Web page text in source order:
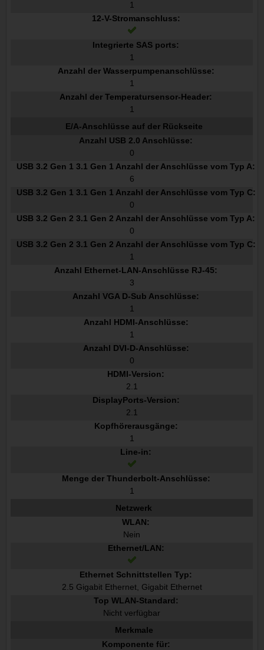
1
12-V-Stromanschluss:
Integrierte SAS ports:
1
Anzahl der Wasserpumpenanschlüsse:
1
Anzahl der Temperatursensor-Header:
1
E/A-Anschlüsse auf der Rückseite
Anzahl USB 2.0 Anschlüsse:
0
USB 3.2 Gen 1 3.1 Gen 1 Anzahl der Anschlüsse vom Typ A:
6
USB 3.2 Gen 1 3.1 Gen 1 Anzahl der Anschlüsse vom Typ C:
0
USB 3.2 Gen 2 3.1 Gen 2 Anzahl der Anschlüsse vom Typ A:
0
USB 3.2 Gen 2 3.1 Gen 2 Anzahl der Anschlüsse vom Typ C:
1
Anzahl Ethernet-LAN-Anschlüsse RJ-45:
3
Anzahl VGA D-Sub Anschlüsse:
1
Anzahl HDMI-Anschlüsse:
1
Anzahl DVI-D-Anschlüsse:
0
HDMI-Version:
2.1
DisplayPorts-Version:
2.1
Kopfhörerausgänge:
1
Line-in:
Menge der Thunderbolt-Anschlüsse:
1
Netzwerk
WLAN:
Nein
Ethernet/LAN:
Ethernet Schnittstellen Typ:
2.5 Gigabit Ethernet, Gigabit Ethernet
Top WLAN-Standard:
Nicht verfügbar
Merkmale
Komponente für: